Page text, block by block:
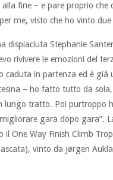
alla fine – e pare proprio che
me, visto che ho vinto due
dispiaciuta Stephanie
rivivere le emozioni del
caduta in partenza ed è già
– ho fatto tutto da
lungo tratto. Poi purtroppo
gara dopo gara”.
il One Way Finish Climb
vinto da Jørgen